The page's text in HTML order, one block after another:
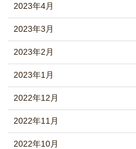
2023年4月
2023年3月
2023年2月
2023年1月
2022年12月
2022年11月
2022年10月